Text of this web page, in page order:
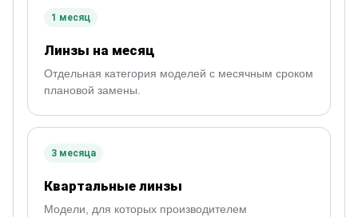
1 месяц
Линзы на месяц
Отдельная категория моделей с месячным сроком
плановой замены.
3 месяца
Квартальные линзы
Модели, для которых производителем